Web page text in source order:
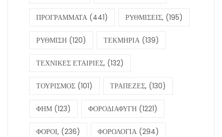
ΠΡΟΓΡΑΜΜΑΤΑ (441) ΡΥΘΜΙΣΕΙΣ, (195)
ΡΥΘΜΙΣΗ (120) ΤΕΚΜΗΡΙΑ (139)
ΤΕΧΝΙΚΕΣ ΕΤΑΙΡΙΕΣ, (132)
ΤΟΥΡΙΣΜΟΣ (101) ΤΡΑΠΕΖΕΣ, (130)
ΦΗΜ (123) ΦΟΡΟΔΙΑΦΥΓΗ (1221)
ΦΟΡΟΙ, (236) ΦΟΡΟΛΟΓΙΑ (294)